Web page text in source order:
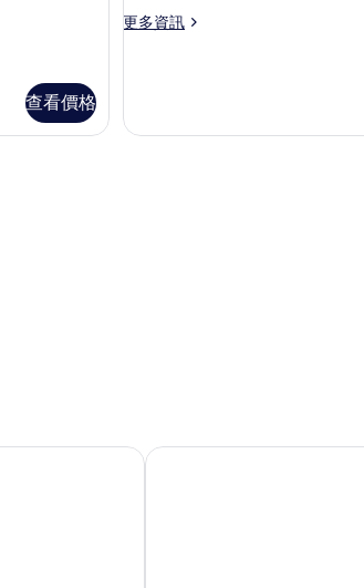
查看價格
的
相
更多資訊
更
的
詳
恩平佛光安諾克日式旅館飯店